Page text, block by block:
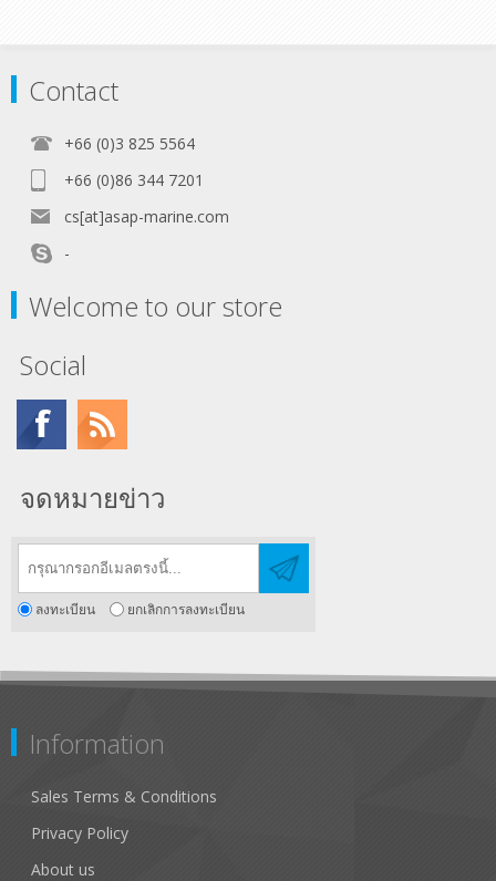
Contact
+66 (0)3 825 5564
+66 (0)86 344 7201
cs[at]asap-marine.com
-
Welcome to our store
Social
จดหมายข่าว
ลงทะเบียน ยกเลิกการลงทะเบียน
Information
Sales Terms & Conditions
Privacy Policy
About us